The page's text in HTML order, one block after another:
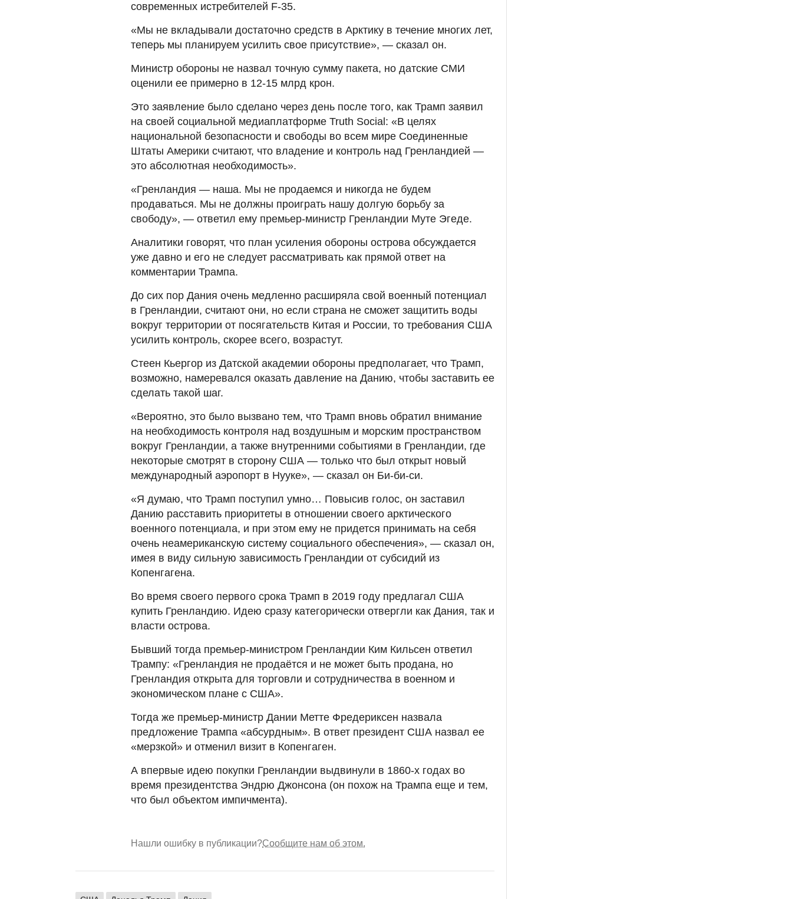
современных истребителей F-35.
«Мы не вкладывали достаточно средств в Арктику в течение многих лет,
теперь мы планируем усилить свое присутствие», — сказал он.
Министр обороны не назвал точную сумму пакета, но датские СМИ
оценили ее примерно в 12-15 млрд крон.
Это заявление было сделано через день после того, как Трамп заявил
на своей социальной медиаплатформе Truth Social: «В целях
национальной безопасности и свободы во всем мире Соединенные
Штаты Америки считают, что владение и контроль над Гренландией —
это абсолютная необходимость».
«Гренландия — наша. Мы не продаемся и никогда не будем
продаваться. Мы не должны проиграть нашу долгую борьбу за
свободу», — ответил ему премьер-министр Гренландии Муте Эгеде.
Аналитики говорят, что план усиления обороны острова обсуждается
уже давно и его не следует рассматривать как прямой ответ на
комментарии Трампа.
До сих пор Дания очень медленно расширяла свой военный потенциал
в Гренландии, считают они, но если страна не сможет защитить воды
вокруг территории от посягательств Китая и России, то требования США
усилить контроль, скорее всего, возрастут.
Стеен Кьергор из Датской академии обороны предполагает, что Трамп,
возможно, намеревался оказать давление на Данию, чтобы заставить ее
сделать такой шаг.
«Вероятно, это было вызвано тем, что Трамп вновь обратил внимание
на необходимость контроля над воздушным и морским пространством
вокруг Гренландии, а также внутренними событиями в Гренландии, где
некоторые смотрят в сторону США — только что был открыт новый
международный аэропорт в Нууке», — сказал он Би-би-си.
«Я думаю, что Трамп поступил умно… Повысив голос, он заставил
Данию расставить приоритеты в отношении своего арктического
военного потенциала, и при этом ему не придется принимать на себя
очень неамериканскую систему социального обеспечения», — сказал он,
имея в виду сильную зависимость Гренландии от субсидий из
Копенгагена.
Во время своего первого срока Трамп в 2019 году предлагал США
купить Гренландию. Идею сразу категорически отвергли как Дания, так и
власти острова.
Бывший тогда премьер-министром Гренландии Ким Кильсен ответил
Трампу: «Гренландия не продаётся и не может быть продана, но
Гренландия открыта для торговли и сотрудничества в военном и
экономическом плане с США».
Тогда же премьер-министр Дании Метте Фредериксен назвала
предложение Трампа «абсурдным». В ответ президент США назвал ее
«мерзкой» и отменил визит в Копенгаген.
А впервые идею покупки Гренландии выдвинули в 1860-х годах во
время президентства Эндрю Джонсона (он похож на Трампа еще и тем,
что был объектом импичмента).
Нашли ошибку в публикации?Сообщите нам об этом.